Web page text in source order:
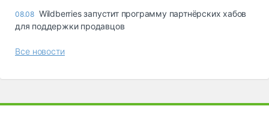
08.08 Wildberries запустит программу партнёрских хабов
для поддержки продавцов
Все новости